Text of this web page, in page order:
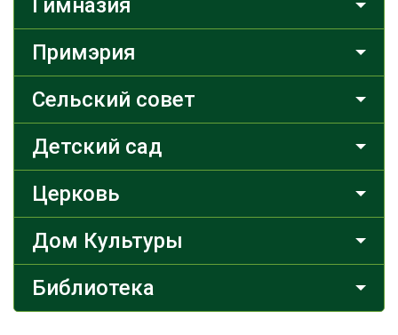
Гимназия
Примэрия
Сельский совет
Детский сад
Церковь
Дом Культуры
Библиотека